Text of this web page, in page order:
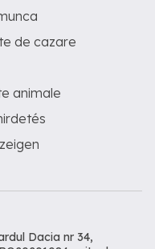
de cazare
animale
Dacia nr 34,